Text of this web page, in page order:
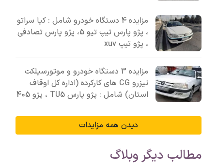
مزایده 4 دستگاه خودرو شامل : کیا سراتو
، پژو پارس تیپ تیو 5، پژو پارس تصادفی
، پژو تیپ xuv
مزایده 3 دستگاه خودرو و موتورسیلکت
تیزرو CG های کارکرده (اداره کل اوقاف
استان) شامل : پژو پارس TU5 ، پژو 405
دیدن همه مزایدات
مطالب دیگر وبلاگ